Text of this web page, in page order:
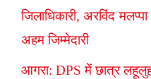
जिलाधिकारी, अरविंद
अहम जिम्मेदारी
आगरा: DPS में छात्र